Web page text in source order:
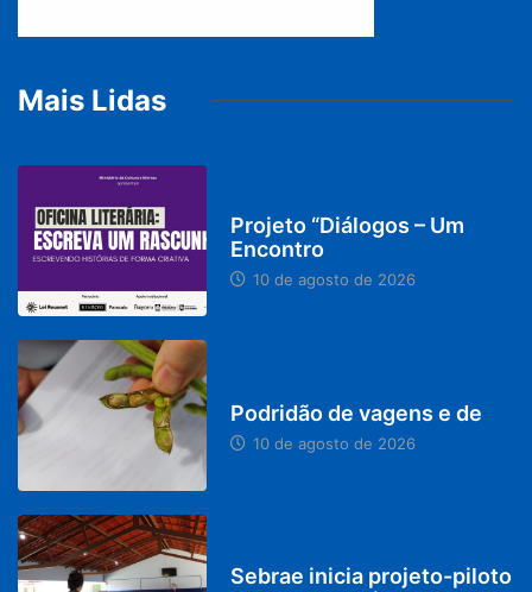
Mais Lidas
Projeto “Diálogos – Um
Encontro
10 de agosto de 2026
Podridão de vagens e de
10 de agosto de 2026
Sebrae inicia projeto-piloto